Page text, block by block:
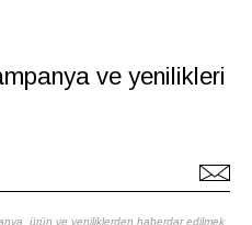
ve yenilikleri
ürün ve yeniliklerden haberdar edilmek